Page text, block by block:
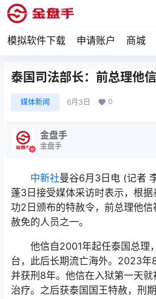
模拟软件下载 申请账户 商城
泰国司法部长：前总理他
媒体新闻 6月3日 0
金盘手
金盘手
中新社曼谷6月3日电 (记者
蓬3日接受媒体采访时表示，根据
功2日颁布的特赦令，前总理他
赦免的人员之一。
他信自2001年起任泰国总理
台，此后长期流亡海外。2023年
并获刑8年。他信在入狱第一天
治疗。之后获泰国国王特赦，刑期